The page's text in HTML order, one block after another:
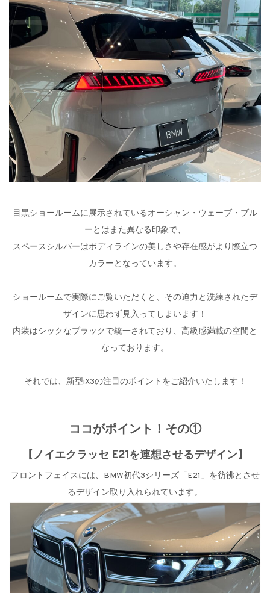
目黒ショールームに展示されているオーシャン・ウェーブ・ブル
ーとはまた異なる印象で、
スペースシルバーはボディラインの美しさや存在感がより際立つ
カラーとなっています。
ショールームで実際にご覧いただくと、その迫力と洗練されたデ
ザインに思わず見入ってしまいます！
内装はシックなブラックで統一されており、高級感満載の空間と
なっております。
それでは、新型iX3の注目のポイントをご紹介いたします！
ココがポイント！その①
【ノイエクラッセ E21を連想させるデザイン】
フロントフェイスには、BMW初代3シリーズ「E21」を彷彿とさせ
るデザイン取り入れられています。